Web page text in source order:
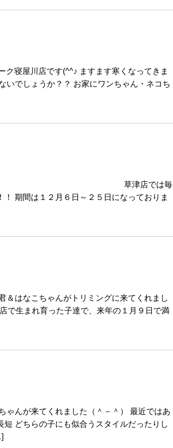
ク寝屋川店です(^^♪ ますます寒くなってきま
いでしょうか？？ お家にワンちゃん・ネコち
きました！！ 草津店では毎
期間は１２月６日～２５日になっておりま
＆はなこちゃんがトリミングに来てくれまし
で生まれ育った子達で、来年の１月９日で満
ゃんが来てくれました（＾－＾） 最近ではあ
どちらの子にも似合うスタイルだったりし